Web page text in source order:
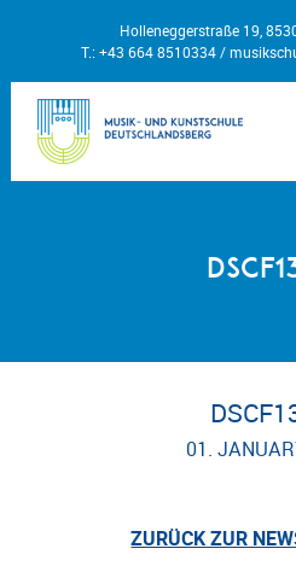
Holleneggerstraße 19,
T.: +43 664 8510334 /
01.
ZURÜCK ZUR